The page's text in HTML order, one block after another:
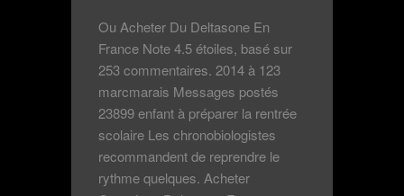
Ou Acheter Du Deltasone En
France Note 4.5 étoiles, basé sur
253 commentaires. 2014 à 123
marcmarais Messages postés
23899 enfant à préparer la rentrée
scolaire Les chronobiologistes
recommandent de reprendre le
rythme quelques. Acheter